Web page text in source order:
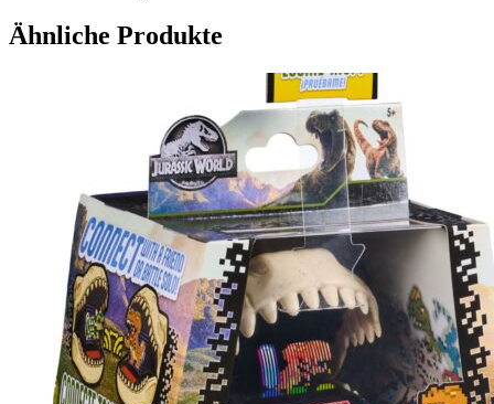
Ähnliche Produkte